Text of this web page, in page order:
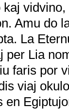
Amu do
La
per Lia
faris por
viaj
en